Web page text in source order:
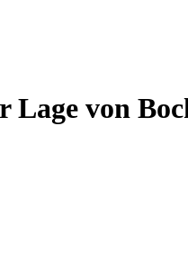
Lage von